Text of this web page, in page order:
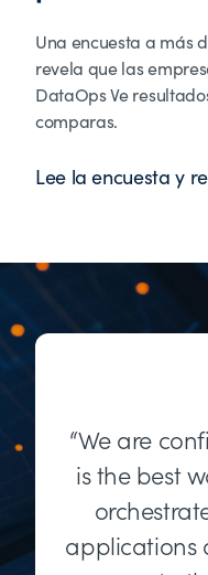
Una encuesta a más
revela que las
DataOps Ve
comparas.
Lee la encuesta y
“We are
is the best
applications